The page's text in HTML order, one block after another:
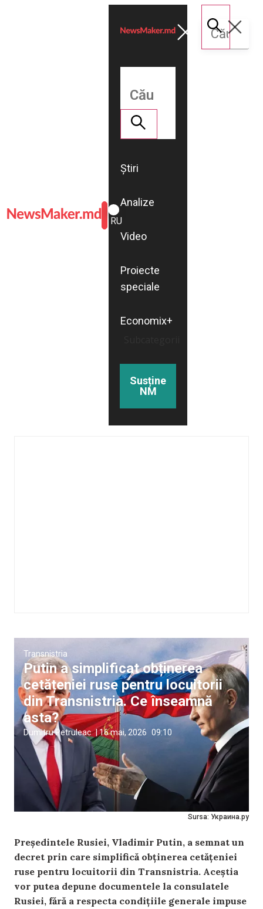
ROMÂNĂ
RU
Știri
Analize
Video
Proiecte
speciale
Economix+
Susține
NM
Sursa: Украина.ру
Transnistria
Putin a simplificat obținerea
cetățeniei ruse pentru locuitorii
din Transnistria. Ce înseamnă
asta?
Dumitru Petruleac |16 mai, 2026 09:10
Președintele Rusiei, Vladimir Putin, a semnat un
decret prin care simplifică obținerea cetățeniei
ruse pentru locuitorii din Transnistria. Aceștia
vor putea depune documentele la consulatele
Rusiei, fără a respecta condițiile generale impuse